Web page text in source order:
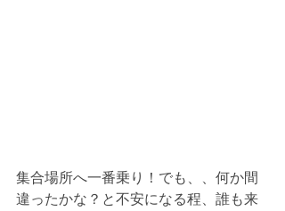
集合場所へ一番乗り！でも、、何か間
違ったかな？と不安になる程、誰も来